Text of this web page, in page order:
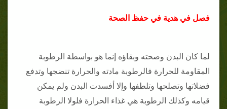
فصل في هدية في حفظ الصحة
لما كان البدن وصحته وبقاؤه إنما هو بواسطة الرطوبة
المقاومة للحرارة فالرطوبة مادته والحرارة تنضجها وتدفع
فضلاتها وتصلحها وتلطفها وإلا أفسدت البدن ولم يمكن
قيامه وكذلك الرطوبة هي غذاء الحرارة فلولا الرطوبة